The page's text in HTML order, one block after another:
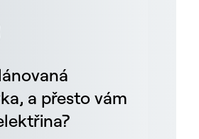
a přesto vám